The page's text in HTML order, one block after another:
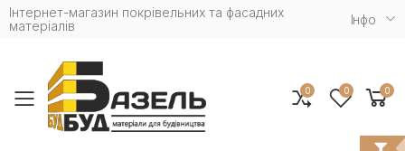
Інтернет-магазин покрівельних та фасадних
матеріалів
Iнфо
Toggle mobile menu
0 0 0